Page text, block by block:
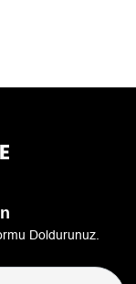
Doldurunuz.